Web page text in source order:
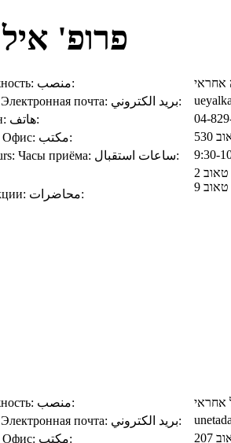
פרופ'
منصب:
אחראי
Электронная почта: بريد الكتروني:
هاتف:
04-
Офис: مكتب:
530
Часы приёма: ساعات استقبال:
محاضرات:
منصب:
אחראי
Электронная почта: بريد الكتروني:
Офис: مكتب:
207